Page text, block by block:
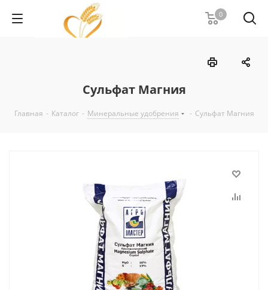
0
Сульфат Магния
Главная - Каталог - Минеральные удобрения - Сульфат Магния